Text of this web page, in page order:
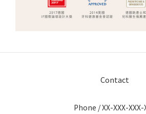
Contact
Phone / XX-XXX-XXX-